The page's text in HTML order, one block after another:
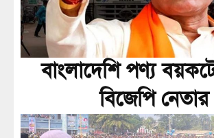
বাংলাদেশি পণ্য
বিজেপি নেতার